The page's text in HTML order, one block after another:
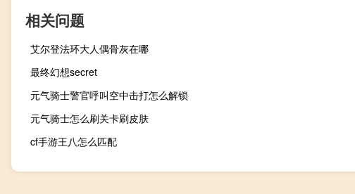
相关问题
艾尔登法环大人偶骨灰在哪
最终幻想secret
元气骑士警官呼叫空中击打怎么解锁
元气骑士怎么刷关卡刷皮肤
cf手游王八怎么匹配